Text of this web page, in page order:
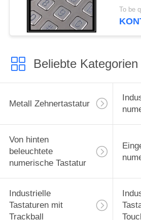
IP65
To be
Beliebte Kategorien
Metall Zehnertastatur
Von hinten
beleuchtete
numerische Tastatur
Industrielle
Tastaturen mit
Trackball